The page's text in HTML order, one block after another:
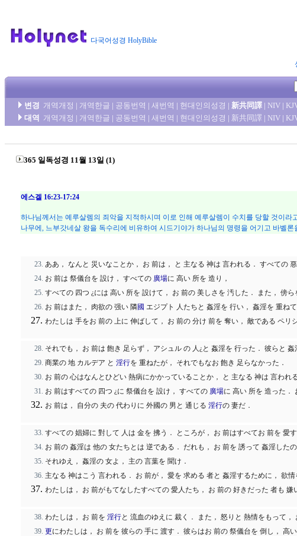
다국어성경 HolyBible
변경 개역개정 | 개역한글 | 공동번역 | 새번역 | 현대인의성경 | 新共同譯 | NIV |
대역
개역개정 | 개역한글 | 공동번역 | 새번역 | 현대인의성경 | 新共同譯 | NIV |
365 일독성경 11월 13일 (1)
에스겔 16:23-17:24
하나님께서는 예루살렘의 죄악을 지적하시며 이로 인해 예루살렘이 수치를 당할 것이
나무에, 느부갓네살 왕을 독수리에 비유하여 시드기야가 하나님의 명령을 어기고 바벨
ああ， なんと 災いなことか， お 前は， と 主なる 神は 言われる． すべての 惡
お 前は 祭儀台を 設け， すべての 廣場に 高い 所を 造り，
すべての 四つ ¿には 高い 所を 設けて， お 前の 美しさを 汚した． また， 傍
お 前はまた， 肉欲の 强い 隣國 エジプト 人たちと 姦淫を 行い， 姦淫を 重ね
わたしは 手をお 前の 上に 伸ばして， お 前の 分け 前を 奪い， 敵である ペ
それでも， お 前は 飽き 足らず， アシュル の 人¿と 姦淫を 行った． 彼らと 姦
商業の 地 カルデア と 淫行を 重ねたが， それでもなお 飽き 足らなかった．
お 前の 心はなんとひどい 熱病にかかっていることか， と 主なる 神は 言われ
お 前はすべての 四つ ¿に 祭儀台を 設け， すべての 廣場に 高い 所を 造った．
お 前は， 自分の 夫の 代わりに 外國の 男と 通じる 淫行の 妻だ．
すべての 娼婦に 對して 人は 金を 拂う． ところが， お 前はすべてお 前を 愛
お 前の 姦淫は 他の 女たちとは 逆である． だれも， お 前を 誘って 姦淫した
それゆえ， 姦淫の 女よ， 主の 言葉を 聞け．
主なる 神はこう 言われる． お 前が， 愛を 求める 者と 姦淫するために， 欲
わたしは， お 前がもてなしたすべての 愛人たち， お 前の 好きだった 者も
わたしは， お 前を 淫行と 流血のゆえに 裁く． また， 怒りと 熱情をもって，
更にわたしは， お 前を 彼らの 手に 渡す． 彼らはお 前の 祭儀台を 倒し， 高